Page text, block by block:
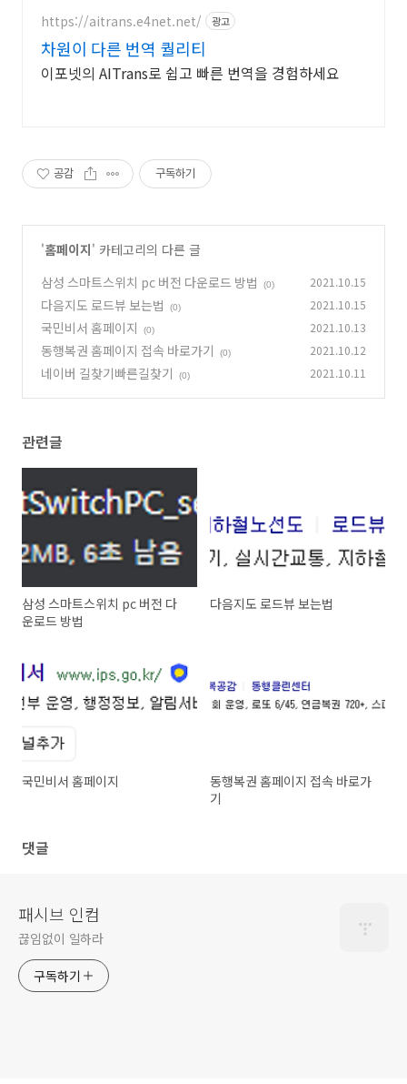
https://aitrans.e4net.net/ 광고
차원이 다른 번역 퀄리티
이포넷의 AITrans로 쉽고 빠른 번역을 경험하세요
공감 구독하기
'홈페이지' 카테고리의 다른 글
삼성 스마트스위치 pc 버전 다운로드 방법
(0) 2021.10.15
다음지도 로드뷰 보는법 (0) 2021.10.15
국민비서 홈페이지 (0) 2021.10.13
동행복권 홈페이지 접속 바로가기 (0) 2021.10.12
네이버 길찾기빠른길찾기 (0) 2021.10.11
관련글
삼성 스마트스위치 pc 버전 다
운로드 방법
다음지도 로드뷰 보는법
국민비서 홈페이지
동행복권 홈페이지 접속 바로가
기
댓글
패시브 인컴
끊임없이 일하라
구독하기